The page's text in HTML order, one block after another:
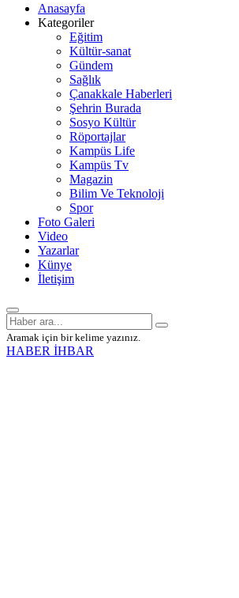
Anasayfa
Kategoriler
Eğitim
Kültür-sanat
Gündem
Sağlık
Çanakkale Haberleri
Şehrin Burada
Sosyo Kültür
Röportajlar
Kampüs Life
Kampüs Tv
Magazin
Bilim Ve Teknoloji
Spor
Foto Galeri
Video
Yazarlar
Künye
İletişim
Aramak için bir kelime yazınız.
HABER İHBAR